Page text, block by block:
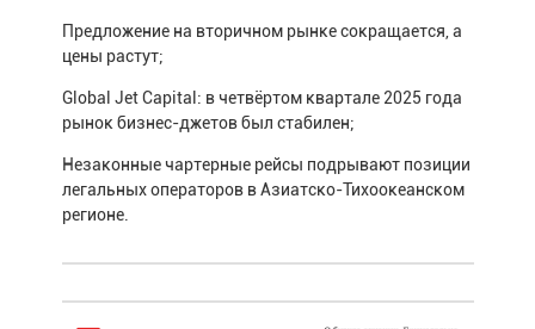
Предложение на вторичном рынке сокращается, а
цены растут;
Global Jet Capital: в четвёртом квартале 2025 года
рынок бизнес-джетов был стабилен;
Незаконные чартерные рейсы подрывают позиции
легальных операторов в Азиатско-Тихоокеанском
регионе.